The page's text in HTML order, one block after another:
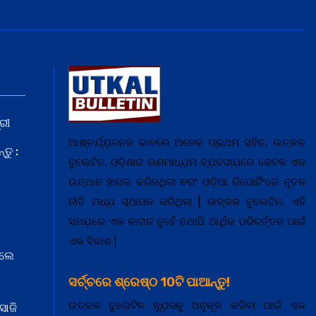
:
ଆଶ୍ଚର୍ଯ୍ଯ଼ଜନକ ଭାବରେ ଅନେକ ପ୍ରଥମ ସହିତ, ଉତ୍କଳ
ବୁଲେଟିନ, ଓଡ଼ିଶାର ଗଣମାଧ୍ଯ଼ମ ବ୍ଯ଼ବସାଯ଼ରେ କେବଳ ଏକ
ଉତ୍ଥାନ ହାସଲ କରିନଥିଲା ବରଂ ଓଡ଼ିଆ ରିପୋର୍ଟିଂରେ ନୂତନ
ନୀତି ମଧ୍ଯ଼ ସ୍ଥାପନ କରିଥିଲା | ଉତ୍କଳ ବୁଲେଟିନ, ଏହି
ସମଯ଼ରେ ଏକ କାଗଜ ନୁହେଁ ତଥାପି ଆର୍ଥିକ ପରିବର୍ତ୍ତନ ପାଇଁ
ଏକ ବିକାଶ |
ସର୍ଚ୍ଚରେ ଶ୍ରେଷ୍ଠ 10ଟି ପାଆନ୍ତୁ!
ଉତ୍କଳ ବୁଲେଟିନ ନ୍ଯ଼ୁଜକୁ ଅନୁକୂଳ କରିବା ପାଇଁ ଏକ